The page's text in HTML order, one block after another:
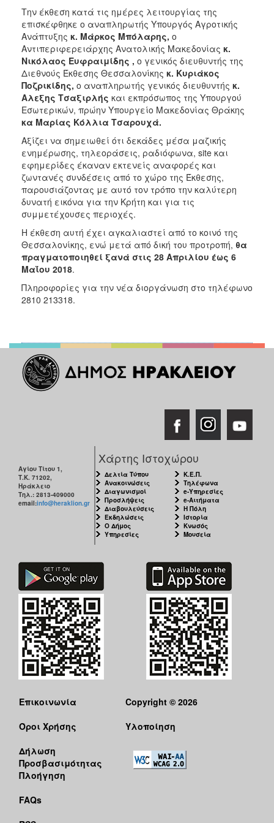
Την έκθεση κατά τις ημέρες λειτουργίας της
επισκέφθηκε ο αναπληρωτής Υπουργός Αγροτικής
Ανάπτυξης κ. Μάρκος Μπόλαρης, ο
Αντιπεριφερειάρχης Ανατολικής Μακεδονίας κ.
Νικόλαος Ευφραιμίδης , ο γενικός διευθυντής της
Διεθνούς Έκθεσης Θεσσαλονίκης κ. Κυριάκος
Ποζρικίδης, ο αναπληρωτής γενικός διευθυντής κ.
Αλεξης Τσαξιρλής και εκπρόσωπος της Υπουργού
Εσωτερικών, πρώην Υπουργείο Μακεδονίας Θράκης
κα Μαρίας Κόλλια Τσαρουχά.
Αξίζει να σημειωθεί ότι δεκάδες μέσα μαζικής
ενημέρωσης, τηλεοράσεις, ραδιόφωνα, site και
εφημερίδες έκαναν εκτενείς αναφορές και
ζωντανές συνδέσεις από το χώρο της Έκθεσης,
παρουσιάζοντας με αυτό τον τρόπο την καλύτερη
δυνατή εικόνα για την Κρήτη και για τις
συμμετέχουσες περιοχές.
Η έκθεση αυτή έχει αγκαλιαστεί από το κοινό της
Θεσσαλονίκης, ενώ μετά από δική του προτροπή, θα
πραγματοποιηθεί ξανά στις 28 Απριλίου έως 6
Μαΐου 2018.
Πληροφορίες για την νέα διοργάνωση στο τηλέφωνο
2810 213318.
Αγίου Τίτου 1,
Τ.Κ. 71202,
Ηράκλειο
Τηλ.: 2813-409000
email:info@heraklion.gr
Χάρτης Ιστοχώρου
Δελτία Τύπου
Ανακοινώσεις
Διαγωνισμοί
Προσλήψεις
Διαβουλεύσεις
Εκδηλώσεις
Ο Δήμος
Υπηρεσίες
Κ.Ε.Π.
Τηλέφωνα
e-Υπηρεσίες
e-Αιτήματα
Η Πόλη
Ιστορία
Κνωσός
Μουσεία
Επικοινωνία
Όροι Χρήσης
Δήλωση
Προσβασιμότητας
Πλοήγηση
FAQs
Copyright © 2026
Υλοποίηση